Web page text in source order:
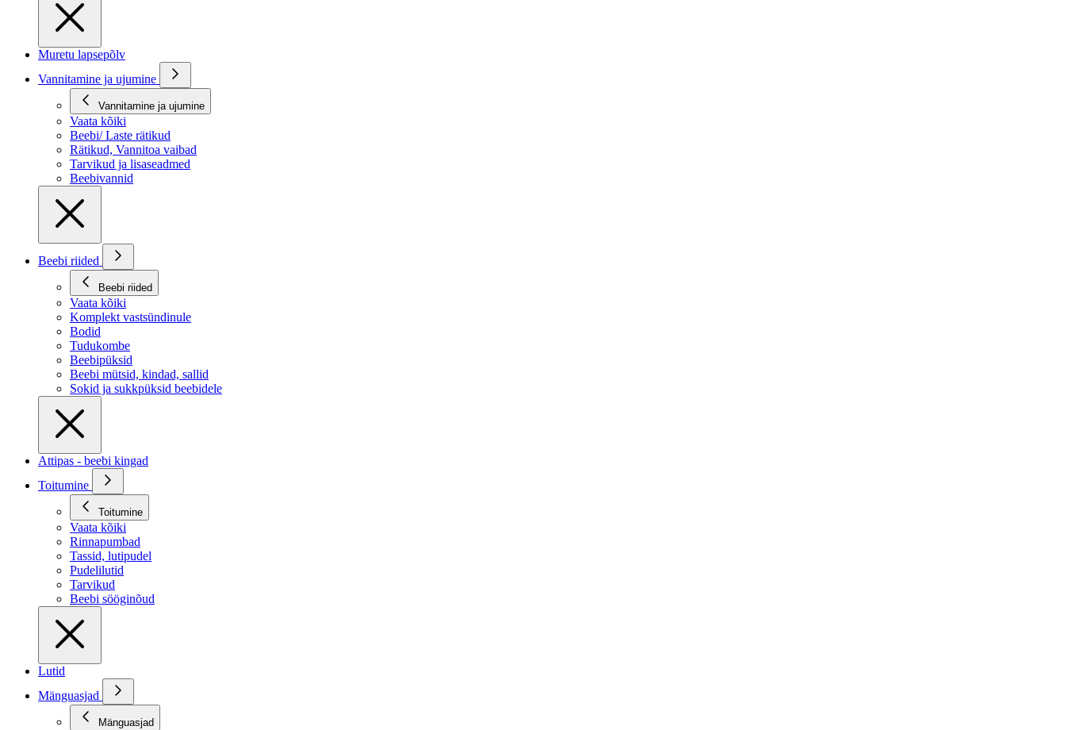
Muretu lapsepõlv
Vannitamine ja ujumine
Vannitamine ja ujumine
Vaata kõiki
Beebi/ Laste rätikud
Rätikud, Vannitoa vaibad
Tarvikud ja lisaseadmed
Beebivannid
Beebi riided
Beebi riided
Vaata kõiki
Komplekt vastsündinule
Bodid
Tudukombe
Beebipüksid
Beebi mütsid, kindad, sallid
Sokid ja sukkpüksid beebidele
Attipas - beebi kingad
Toitumine
Toitumine
Vaata kõiki
Rinnapumbad
Tassid, lutipudel
Pudelilutid
Tarvikud
Beebi sööginõud
Lutid
Mänguasjad
Mänguasjad